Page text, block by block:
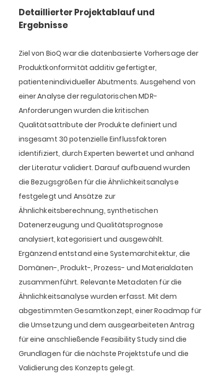
Detaillierter Projektablauf und
Ergebnisse
Ziel von BioQ war die datenbasierte Vorhersage der
Produktkonformität additiv gefertigter,
patientenindividueller Abutments. Ausgehend von
einer Analyse der regulatorischen MDR-
Anforderungen wurden die kritischen
Qualitätsattribute der Produkte definiert und
insgesamt 30 potenzielle Einflussfaktoren
identifiziert, durch Experten bewertet und anhand
der Literatur validiert. Darauf aufbauend wurden
die Bezugsgrößen für die Ähnlichkeitsanalyse
festgelegt und Ansätze zur
Ähnlichkeitsberechnung, synthetischen
Datenerzeugung und Qualitätsprognose
analysiert, kategorisiert und ausgewählt.
Ergänzend entstand eine Systemarchitektur, die
Domänen-, Produkt-, Prozess- und Materialdaten
zusammenführt. Relevante Metadaten für die
Ähnlichkeitsanalyse wurden erfasst. Mit dem
abgestimmten Gesamtkonzept, einer Roadmap für
die Umsetzung und dem ausgearbeiteten Antrag
für eine anschließende Feasibility Study sind die
Grundlagen für die nächste Projektstufe und die
Validierung des Konzepts gelegt.